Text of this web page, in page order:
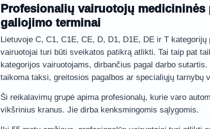
Profesionalių vairuotojų medicininės
galiojimo terminai
Lietuvoje C, C1, C1E, CE, D, D1, D1E, DE ir T kategorijų
vairuotojai turi būti sveikatos patikrą atlikti. Tai taip pat
kategorijos vairuotojams, dirbančius pagal darbo
taikoma taksi, greitosios pagalbos ar specialiųjų tarnybų
Ši reikalavimų grupė apima profesionalų, kurie varo
vikšrinius kranus. Jie dirba kenksmingomis sąlygomis.